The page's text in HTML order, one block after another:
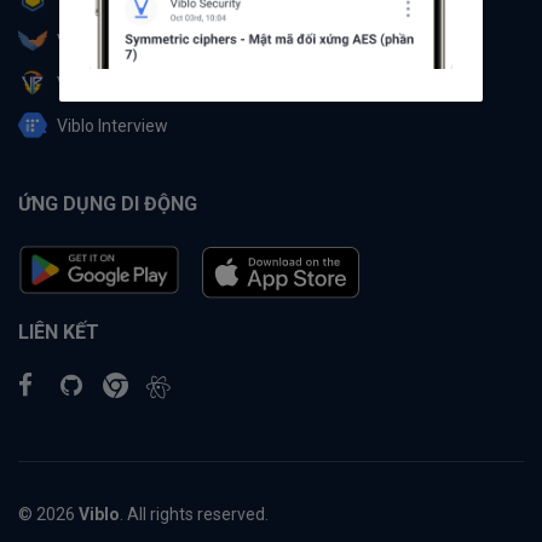
Viblo Partner
Viblo Battle
Viblo Interview
ỨNG DỤNG DI ĐỘNG
LIÊN KẾT
© 2026 Viblo . All rights reserved.